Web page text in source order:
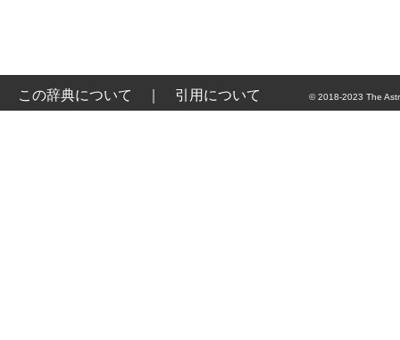
この辞典について 引用について © 2018-2023 The